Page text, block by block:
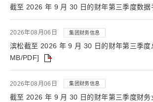
截至 2026 年 9 月 30 日的财年第三季度数据
2026年08月06日 集团财务信息
滨松截至 2026 年 9 月 30 日的财年第三季度
MB/PDF]
2026年08月06日 集团财务信息
截至 2026 年 9 月 30 日的财年第三季度财务